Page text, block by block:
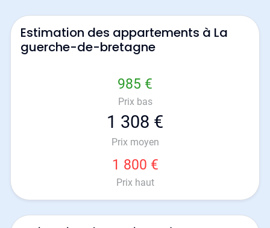
Estimation des appartements à La
guerche-de-bretagne
985 €
Prix bas
1 308 €
Prix moyen
1 800 €
Prix haut